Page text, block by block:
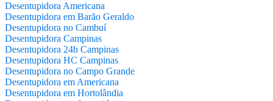
Desentupidora Americana
Desentupidora em Barão Geraldo
Desentupidora no Cambuí
Desentupidora Campinas
Desentupidora 24h Campinas
Desentupidora HC Campinas
Desentupidora no Campo Grande
Desentupidora em Americana
Desentupidora em Hortolândia